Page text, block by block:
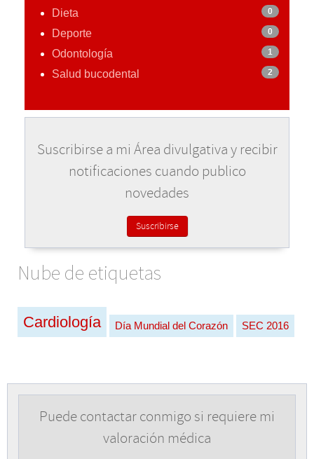
Dieta 0
Deporte 0
Odontología 1
Salud bucodental 2
Suscribirse a mi Área divulgativa y recibir
notificaciones cuando publico
novedades
Suscribirse
Nube de etiquetas
Cardiología Día Mundial del Corazón SEC 2016
Puede contactar conmigo si requiere mi
valoración médica